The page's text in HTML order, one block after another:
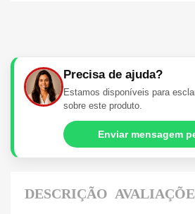
Precisa de ajuda?
Estamos disponíveis para
sobre este produto.
Enviar mensagem
DESCRIÇÃO